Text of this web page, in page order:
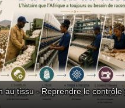
au tissu - Reprendre le contrôle